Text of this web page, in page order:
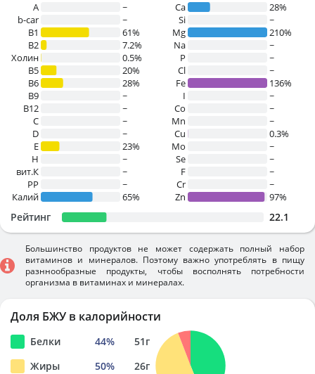
A
~
b-car
~
В1
61%
B2
7.2%
Холин
0.5%
B5
20%
B6
28%
B9
~
B12
~
C
~
D
~
E
23%
H
~
вит.К
~
PP
~
Калий
65%
Ca
28%
Si
~
Mg
210%
Na
~
P
~
Cl
~
Fe
136%
I
~
Co
~
Mn
~
Cu
0.3%
Mo
~
Se
~
F
~
Cr
~
Zn
97%
Рейтинг 22.1
Большинство продуктов не может содержать полный набор
витаминов и минералов. Поэтому важно употреблять в пищу
разннообразные продукты, чтобы восполнять потребности
организма в витаминах и минералах.
Доля БЖУ в калорийности
Белки 44% 51г
Жиры
50% 26г